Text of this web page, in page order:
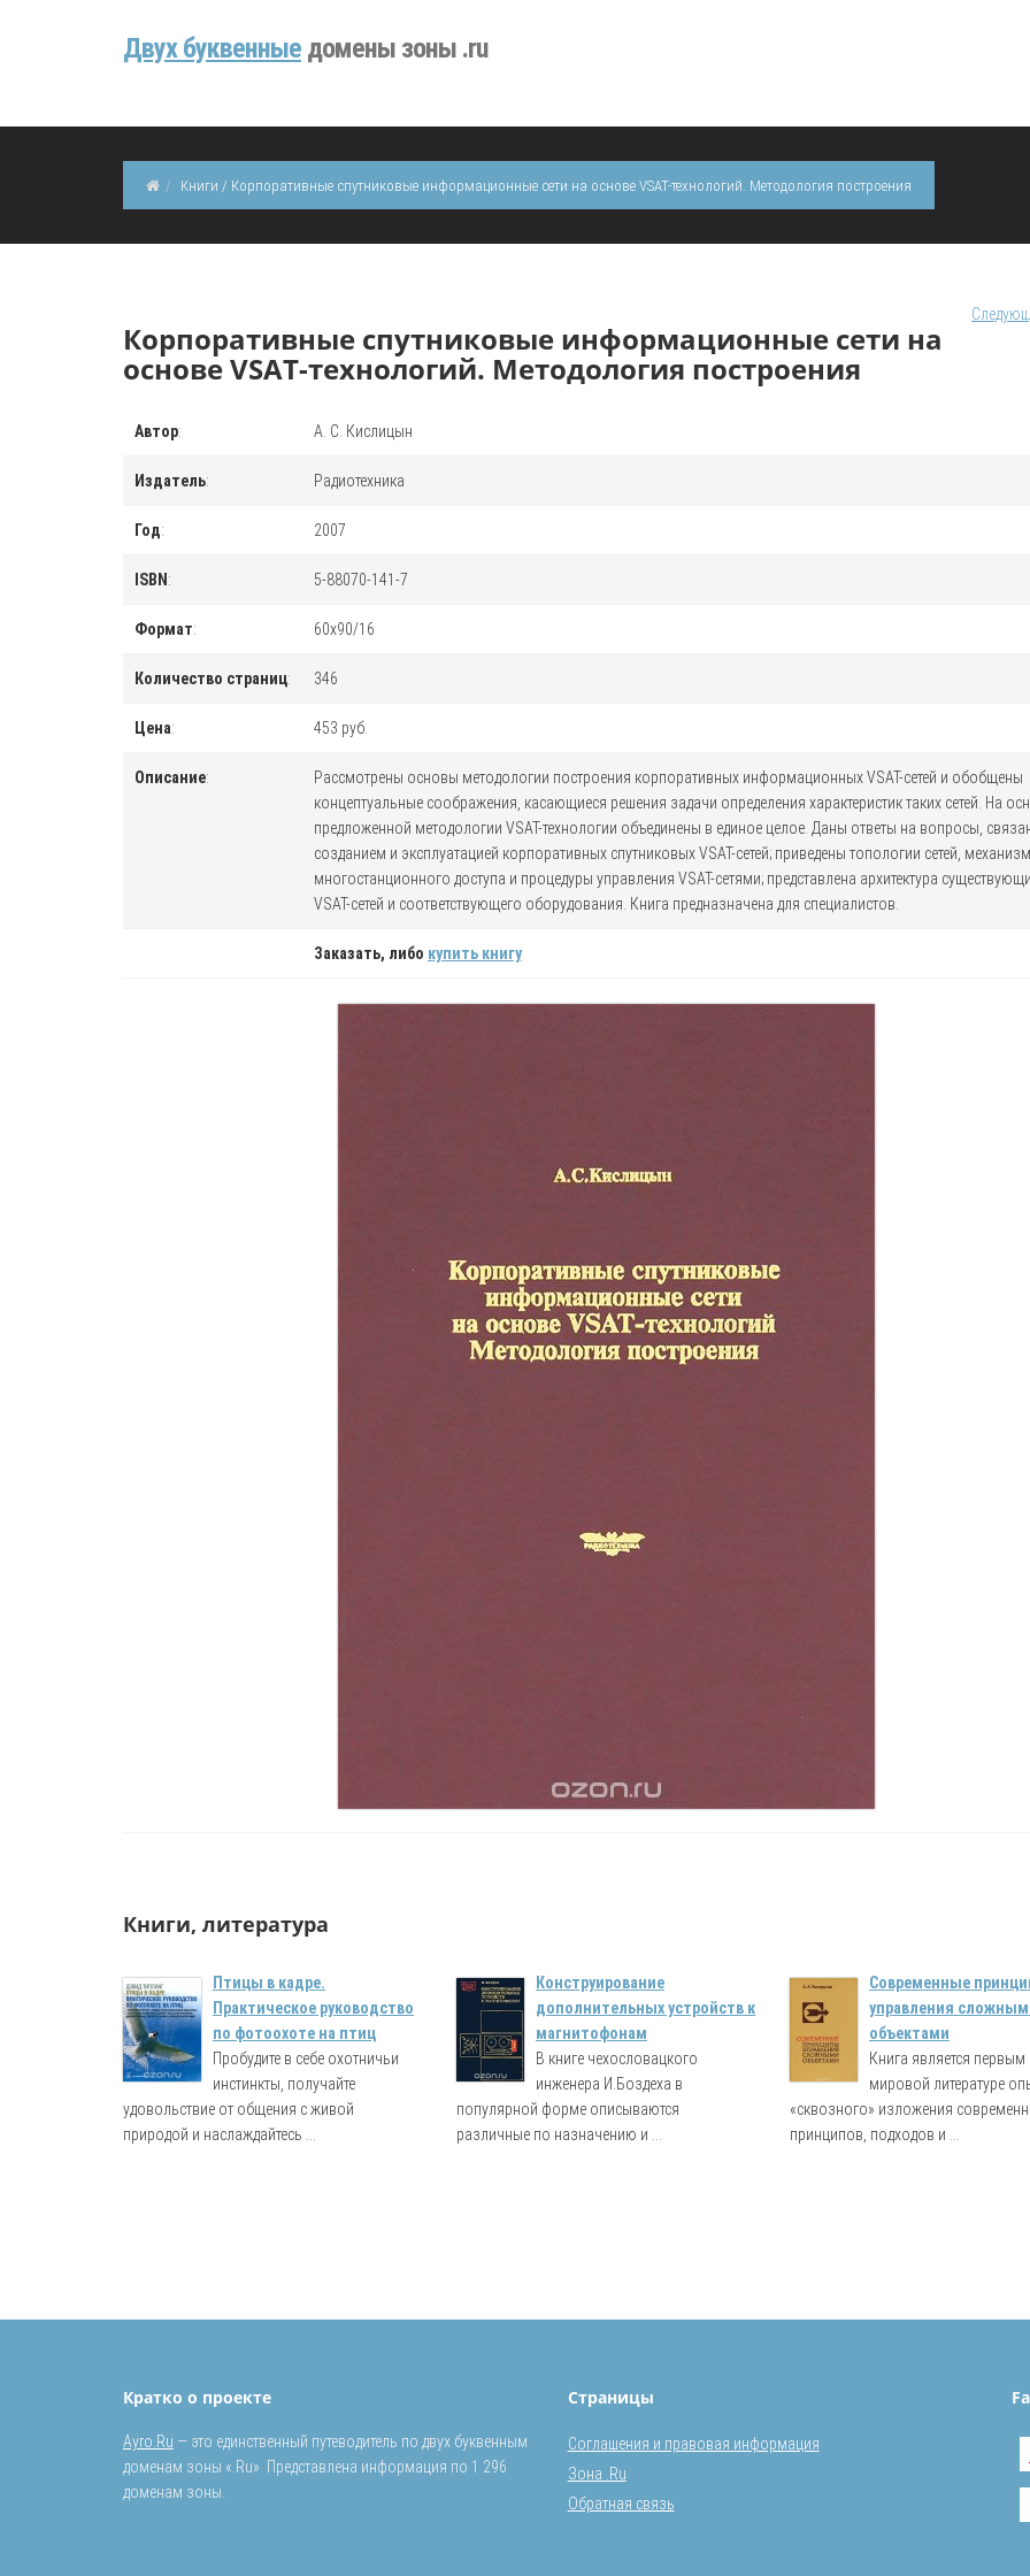
Двуx буквенные домены зоны .ru
Книги / Корпоративные спутниковые информационные сети на основе VSAT-технологий. Методология построения
Корпоративные спутниковые информационные сети на
основе VSAT-технологий. Методология построения
Автор: А. С. Кислицын
Издатель: Радиотехника
Год: 2007
ISBN : 5-88070-141-7
Формат: 60x90/16
Количество страниц: 346
Цена: 453 руб.
Описание:
Рассмотрены основы методологии построения корпоративных информационных VSAT-сетей и обобщены
концептуальные соображения, касающиеся решения задачи определения характеристик таких сетей. На
предложенной методологии VSAT-технологии объединены в единое целое. Даны ответы на вопросы,
созданием и эксплуатацией корпоративных спутниковых VSAT-сетей; приведены топологии сетей,
многостанционного доступа и процедуры управления VSAT-сетями; представлена архитектура
VSAT-сетей и соответствующего оборудования. Книга предназначена для специалистов.
Заказать, либо купить книгу
Книги, литература
Птицы в кадре.
Практическое руководство
по фотоохоте на птиц
Пробудите в себе охотничьи
инстинкты, получайте
удовольствие от общения с живой
природой и наслаждайтесь ...
Конструирование
дополнительных устройств к
магнитофонам
В книге чехословацкого
инженера И.Боздеха в
популярной форме описываются
различные по назначению и ...
Современные
управления
объектами
Книга является первым
мировой литературе
«сквозного» изложения
принципов, подходов и ...
Кратко о проекте
Ayro.Ru — это единственный путеводитель по двух буквенным
доменам зоны «.Ru». Представлена информация по 1 296
доменам зоны.
Страницы
Соглашения и правовая информация
Зона .Ru
Обратная связь